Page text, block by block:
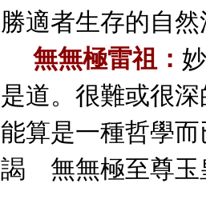
勝適者生存的自
無無極雷祖：
是道。很難或很
能算是一種哲學
謁 無無極至尊玉